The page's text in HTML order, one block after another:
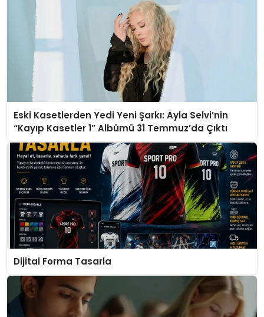
Eski Kasetlerden Yedi Yeni Şarkı: Ayla Selvi’nin
“Kayıp Kasetler 1” Albümü 31 Temmuz’da Çıktı
Dijital Forma Tasarla